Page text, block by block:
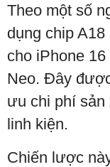
Theo một số
dụng chip
cho iPhone
Neo. Đây
ưu chi phí sản
linh kiện.
Chiến lược